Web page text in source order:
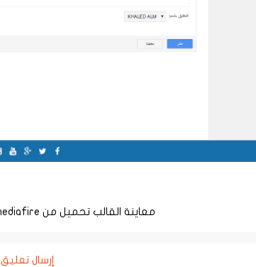
معاينة القالب تحميل من mediafire
إرسال تعليق